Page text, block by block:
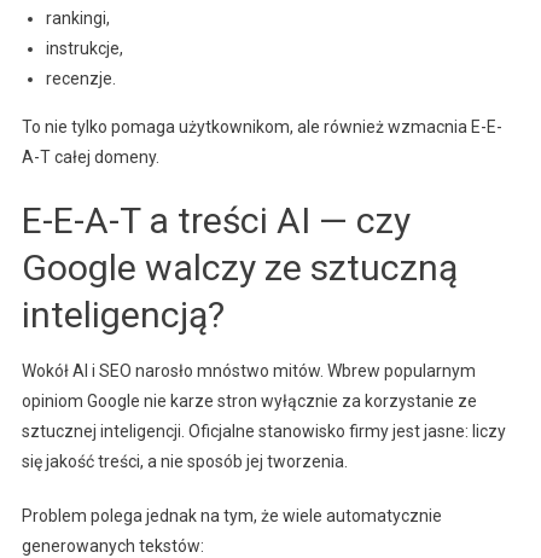
rankingi,
instrukcje,
recenzje.
To nie tylko pomaga użytkownikom, ale również wzmacnia E-E-
A-T całej domeny.
E-E-A-T a treści AI — czy
Google walczy ze sztuczną
inteligencją?
Wokół AI i SEO narosło mnóstwo mitów. Wbrew popularnym
opiniom Google nie karze stron wyłącznie za korzystanie ze
sztucznej inteligencji. Oficjalne stanowisko firmy jest jasne: liczy
się jakość treści, a nie sposób jej tworzenia.
Problem polega jednak na tym, że wiele automatycznie
generowanych tekstów: